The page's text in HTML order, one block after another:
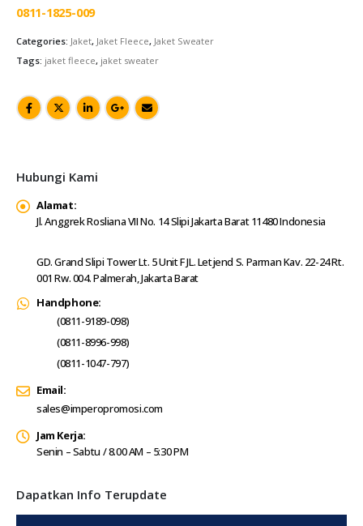
0811-1825-009
Categories: Jaket, Jaket Fleece, Jaket Sweater
Tags: jaket fleece, jaket sweater
Hubungi Kami
Alamat:
Jl. Anggrek Rosliana VII No. 14 Slipi Jakarta Barat 11480 Indonesia
GD. Grand Slipi Tower Lt. 5 Unit F JL. Letjend S. Parman Kav. 22-24 Rt.
001 Rw. 004. Palmerah, Jakarta Barat
Handphone:
(0811-9189-098)
(0811-8996-998)
(0811-1047-797)
Email:
sales@imperopromosi.com
Jam Kerja:
Senin – Sabtu / 8.00 AM – 5:30 PM
Dapatkan Info Terupdate